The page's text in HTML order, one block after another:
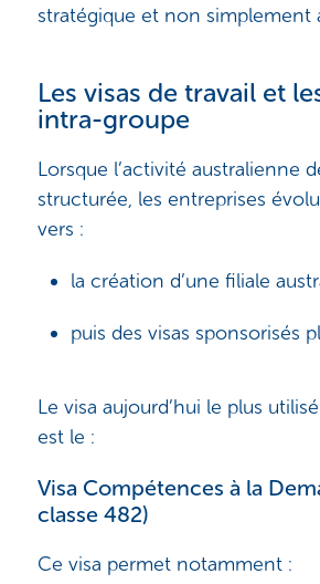
stratégique et non simplement
Les visas de travail et
intra-groupe
Lorsque l’activité australienne
structurée, les entreprises
vers :
la création d’une filiale
puis des visas sponsorisés
Le visa aujourd’hui le plus
est le :
Visa Compétences à la
classe 482)
Ce visa permet notamment :